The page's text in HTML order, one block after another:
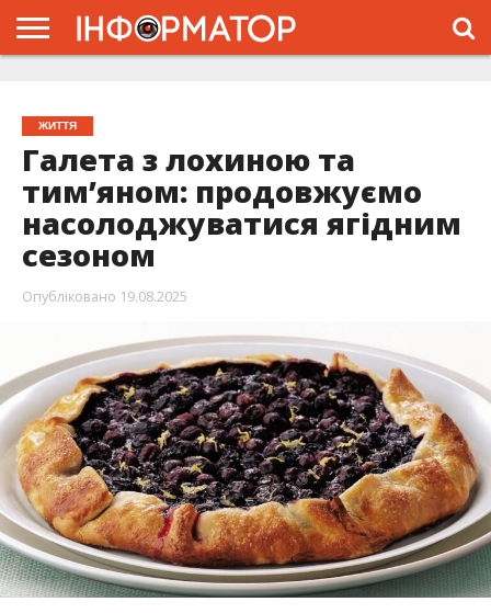
ЖИТТЯ
Галета з лохиною та
тим’яном: продовжуємо
насолоджуватися ягідним
сезоном
Опубліковано 19.08.2025